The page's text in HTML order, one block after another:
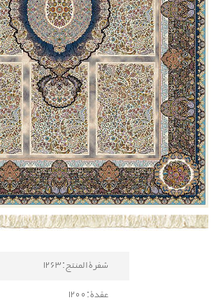
شفرة المنتج : 1263
عقدة : 1200